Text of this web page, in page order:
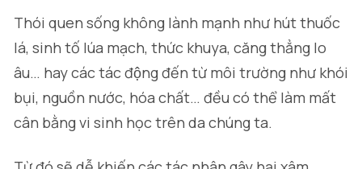
Thói quen sống không lành mạnh như hút thuốc
lá, sinh tố lúa mạch, thức khuya, căng thẳng lo
âu… hay các tác động đến từ môi trường như khói
bụi, nguồn nước, hóa chất… đều có thể làm mất
cân bằng vi sinh học trên da chúng ta.